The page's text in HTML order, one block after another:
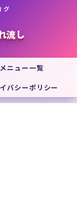
流し
メニュー一覧
バシーポリシー